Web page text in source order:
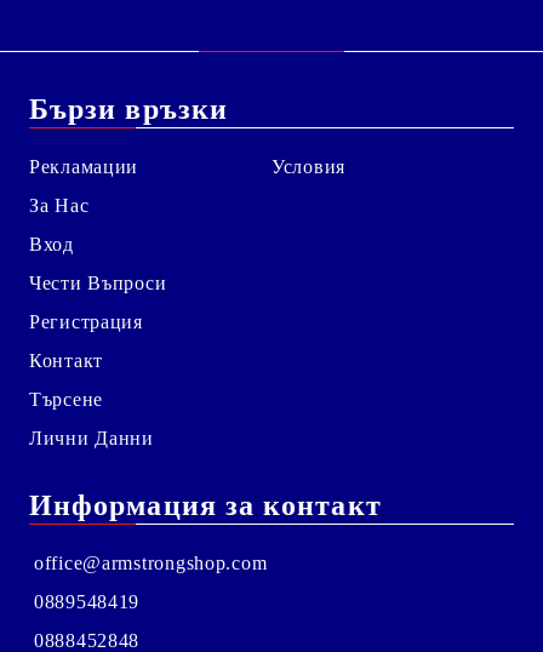
Бързи връзки
Рекламации
За Нас
Вход
Чести Въпроси
Регистрация
Контакт
Търсене
Лични Данни
Условия
Информация за контакт
office@armstrongshop.com
0889548419
0888452848